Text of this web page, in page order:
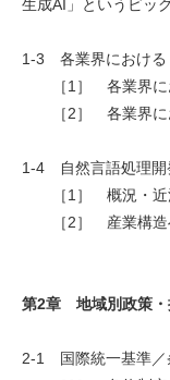
生成AI」というビッ
1-3 各業界における
［1］ 各業界にお
［2］ 各業界にお
1-4 自然言語処理開
［1］ 概況・近
［2］ 産業構造
第2章 地域別政策・
2-1 国際統一基準／